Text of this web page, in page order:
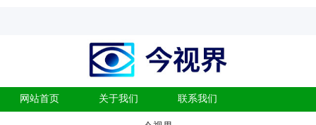
网站首页 关于我们 联系我们